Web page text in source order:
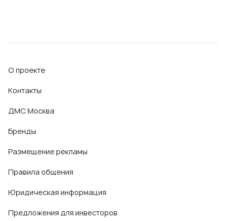
О проекте
Контакты
ДМС Москва
Бренды
Размещение рекламы
Правила общения
Юридическая информация
Предложения для инвесторов